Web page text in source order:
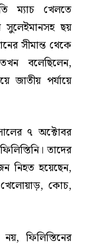
ম্যাচ খেলতে
সুলেইমানসহ ছয়
সীমান্ত থেকে
বলেছিলেন,
জাতীয় পর্যায়ে
৭ অক্টোবর
তাদের
নিহত হয়েছেন,
খেলোয়াড়, কোচ,
ফিলিস্তিনের